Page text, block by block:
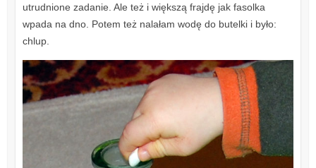
utrudnione zadanie. Ale też i większą frajdę jak fasolka
wpada na dno. Potem też nalałam wodę do butelki i było:
chlup.